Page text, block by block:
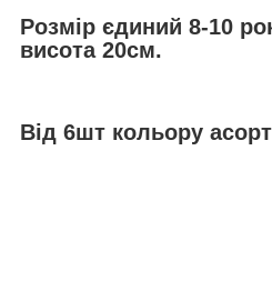
Розмір єдиний 8-10
висота 20см.
Від 6шт кольору